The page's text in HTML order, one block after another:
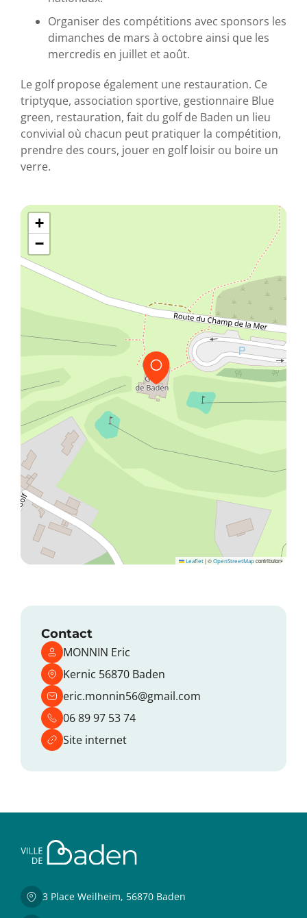
Organiser des compétitions avec sponsors les
dimanches de mars à octobre ainsi que les
mercredis en juillet et août.
Le golf propose également une restauration. Ce
triptyque, association sportive, gestionnaire Blue
green, restauration, fait du golf de Baden un lieu
convivial où chacun peut pratiquer la compétition,
prendre des cours, jouer en golf loisir ou boire un
verre.
+
−
Leaflet|©OpenStreetMapcontributors
Contact
MONNIN Eric
Kernic 56870 Baden
eric.monnin56@gmail.com
06 89 97 53 74
Site internet
3 Place Weilheim, 56870 Baden